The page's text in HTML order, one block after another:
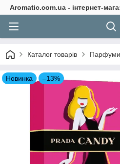
Aromatic.com.ua - інтернет-
Каталог товарів Парфуми
Новинка –13%